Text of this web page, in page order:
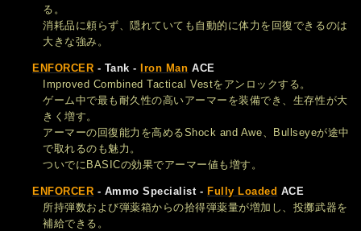
る。
消耗品に頼らず、隠れていても自動的に体力を回復できるのは
大きな強み。
ENFORCER - Tank -Iron Man ACE
Improved Combined Tactical Vestをアンロックする。
ゲーム中で最も耐久性の高いアーマーを装備でき、生存性が大
きく増す。
アーマーの回復能力を高めるShock and Awe、Bullseyeが途中
で取れるのも魅力。
ついでにBASICの効果でアーマー値も増す。
ENFORCER - Ammo Specialist -Fully Loaded ACE
所持弾数および弾薬箱からの拾得弾薬量が増加し、投擲武器を
補給できる。